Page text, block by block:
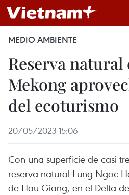
MEDIO AMBIENTE
Reserva natural
Mekong
del ecoturismo
20/05/2023 15:06
Con una superficie de casi
reserva natural Lung Ngoc
de Hau Giang, en el Delta